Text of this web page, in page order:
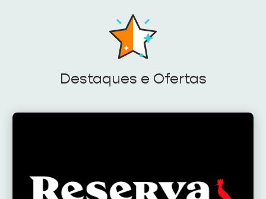
Destaques e Ofertas